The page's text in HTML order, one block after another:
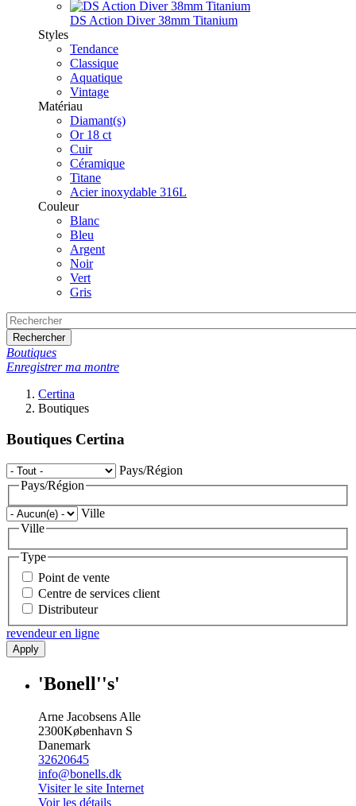
DS Action Diver 38mm Titanium
Styles
Tendance
Classique
Aquatique
Vintage
Matériau
Diamant(s)
Or 18 ct
Cuir
Céramique
Titane
Acier inoxydable 316L
Couleur
Blanc
Bleu
Argent
Noir
Vert
Gris
Rechercher
Boutiques
Enregistrer ma montre
Certina
Boutiques
Boutiques Certina
Pays/Région
Pays/Région
Ville
Ville
Type
Point de vente
Centre de services client
Distributeur
revendeur en ligne
Apply
'Bonell''s'
Arne Jacobsens Alle
2300København S
Danemark
32620645
info@bonells.dk
Visiter le site Internet
Voir les détails